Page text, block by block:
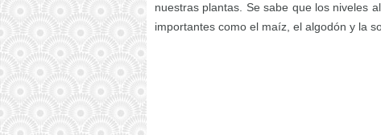
nuestras plantas. Se sabe que los niveles
importantes como el maíz, el algodón y la